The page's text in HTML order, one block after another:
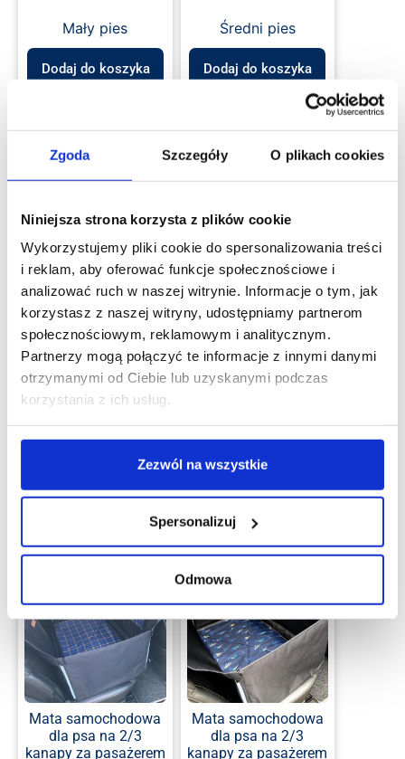
Zgoda Szczegóły O plikach cookies
Niniejsza strona korzysta z plików cookie
Wykorzystujemy pliki cookie do spersonalizowania treści
i reklam, aby oferować funkcje społecznościowe i
analizować ruch w naszej witrynie. Informacje o tym, jak
korzystasz z naszej witryny, udostępniamy partnerom
społecznościowym, reklamowym i analitycznym.
Partnerzy mogą połączyć te informacje z innymi danymi
otrzymanymi od Ciebie lub uzyskanymi podczas
korzystania z ich usług.
Zezwól na wszystkie
Spersonalizuj
Odmowa
Mały pies
Dodaj do koszyka
Średni pies
Dodaj do koszyka
Mata samochodowa
dla psa na 2/3
kanapy za kierowcą
szara/geoszary
399.00zł
349.00zł
U Ciebie już za 1-2
dni robocze
Mata samochodowa
dla psa na 2/3
kanapy za pasażerem
beżowa/trójkąty
granat złoto
399.00 zł
U Ciebie już za 1-2
dni robocze
Średni pies
Dodaj do koszyka
Mata samochodowa
dla psa na 2/3
kanapy za pasażerem
Mata samochodowa
dla psa na 2/3
kanapy za pasażerem